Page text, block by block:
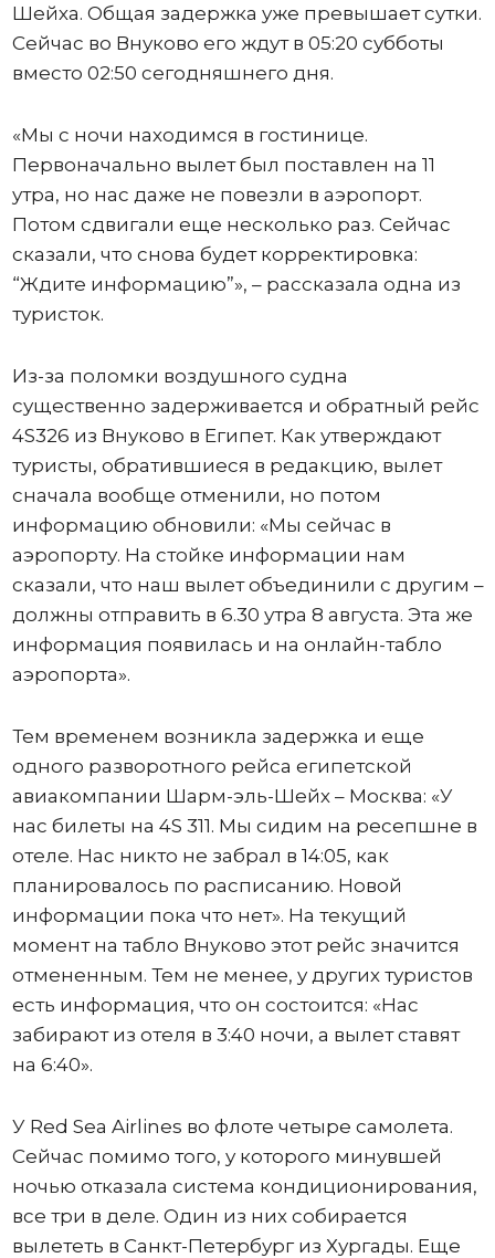
Шейха. Общая задержка уже превышает сутки.
Сейчас во Внуково его ждут в 05:20 субботы
вместо 02:50 сегодняшнего дня.
«Мы с ночи находимся в гостинице.
Первоначально вылет был поставлен на 11
утра, но нас даже не повезли в аэропорт.
Потом сдвигали еще несколько раз. Сейчас
сказали, что снова будет корректировка:
“Ждите информацию”», – рассказала одна из
туристок.
Из-за поломки воздушного судна
существенно задерживается и обратный рейс
4S326 из Внуково в Египет. Как утверждают
туристы, обратившиеся в редакцию, вылет
сначала вообще отменили, но потом
информацию обновили: «Мы сейчас в
аэропорту. На стойке информации нам
сказали, что наш вылет объединили с другим –
должны отправить в 6.30 утра 8 августа. Эта же
информация появилась и на онлайн-табло
аэропорта».
Тем временем возникла задержка и еще
одного разворотного рейса египетской
авиакомпании Шарм-эль-Шейх – Москва: «У
нас билеты на 4S 311. Мы сидим на ресепшне в
отеле. Нас никто не забрал в 14:05, как
планировалось по расписанию. Новой
информации пока что нет». На текущий
момент на табло Внуково этот рейс значится
отмененным. Тем не менее, у других туристов
есть информация, что он состоится: «Нас
забирают из отеля в 3:40 ночи, а вылет ставят
на 6:40».
У Red Sea Airlines во флоте четыре самолета.
Сейчас помимо того, у которого минувшей
ночью отказала система кондиционирования,
все три в деле. Один из них собирается
вылететь в Санкт-Петербург из Хургады. Еще